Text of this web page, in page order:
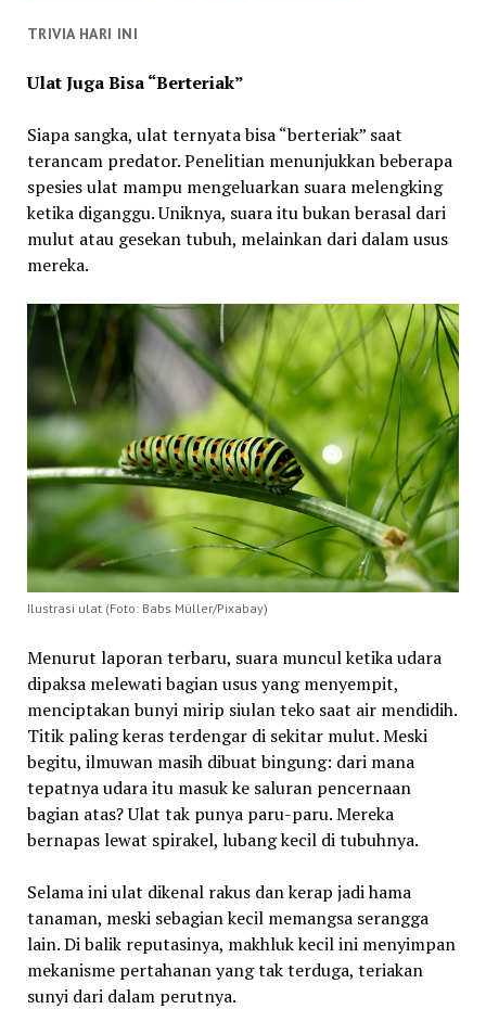
TRIVIA HARI INI
Ulat Juga Bisa “Berteriak”
Siapa sangka, ulat ternyata bisa “berteriak” saat
terancam predator. Penelitian menunjukkan beberapa
spesies ulat mampu mengeluarkan suara melengking
ketika diganggu. Uniknya, suara itu bukan berasal dari
mulut atau gesekan tubuh, melainkan dari dalam usus
mereka.
Ilustrasi ulat (Foto: Babs Müller/Pixabay)
Menurut laporan terbaru, suara muncul ketika udara
dipaksa melewati bagian usus yang menyempit,
menciptakan bunyi mirip siulan teko saat air mendidih.
Titik paling keras terdengar di sekitar mulut. Meski
begitu, ilmuwan masih dibuat bingung: dari mana
tepatnya udara itu masuk ke saluran pencernaan
bagian atas? Ulat tak punya paru-paru. Mereka
bernapas lewat spirakel, lubang kecil di tubuhnya.
Selama ini ulat dikenal rakus dan kerap jadi hama
tanaman, meski sebagian kecil memangsa serangga
lain. Di balik reputasinya, makhluk kecil ini menyimpan
mekanisme pertahanan yang tak terduga, teriakan
sunyi dari dalam perutnya.